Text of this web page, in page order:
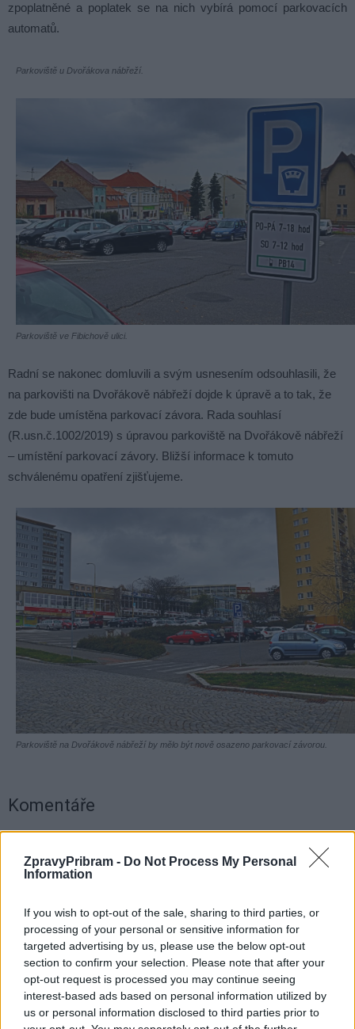
ZpravyPribram - Do Not Process My Personal
Information
If you wish to opt-out of the sale, sharing to third parties, or
processing of your personal or sensitive information for
targeted advertising by us, please use the below opt-out
section to confirm your selection. Please note that after your
opt-out request is processed you may continue seeing
interest-based ads based on personal information utilized by
us or personal information disclosed to third parties prior to
zpoplatněné a poplatek se na nich vybírá pomocí parkovacích
automatů.
Parkoviště u Dvořákova nábřeží.
Parkoviště ve Fibichově ulici.
Radní se nakonec domluvili a svým usnesením odsouhlasili, že
na parkovišti na Dvořákově nábřeží dojde k úpravě a to tak, že
zde bude umístěna parkovací závora. Rada souhlasí
(R.usn.č.1002/2019) s úpravou parkoviště na Dvořákově nábřeží
– umístění parkovací závory. Bližší informace k tomuto
schválenému opatření zjišťujeme.
Parkoviště na Dvořákově nábřeží by mělo být nově osazeno parkovací závorou.
Komentáře
uran
závora změna